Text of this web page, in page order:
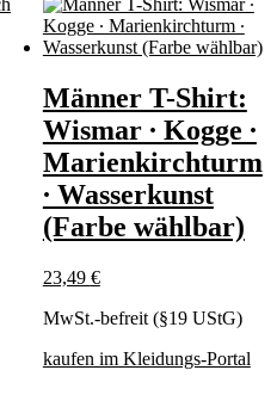
Männer T-Shirt:
Wismar ∙ Kogge ∙
Marienkirchturm
∙ Wasserkunst
(Farbe wählbar)
23,49 €
MwSt.-befreit (§19 UStG)
kaufen im Kleidungs-Portal